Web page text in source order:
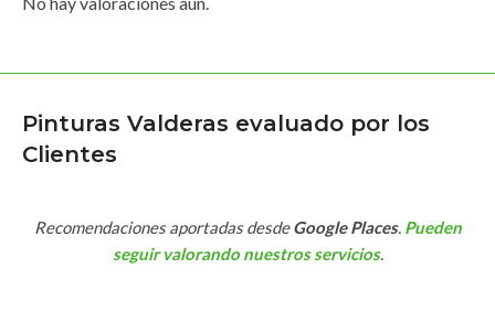
Pinturas Valderas evaluado por los
Clientes
Recomendaciones aportadas desdeGoogle Places. Pueden
seguir valorando nuestros servicios.